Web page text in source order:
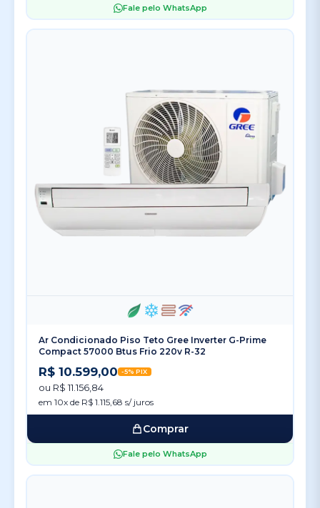
Fale pelo WhatsApp
Ar Condicionado Piso Teto Gree Inverter G-Prime
Compact 57000 Btus Frio 220v R-32
R$ 10.599,00 -5% PIX
ou R$ 11.156,84
em 10x de R$ 1.115,68 s/ juros
Comprar
Fale pelo WhatsApp